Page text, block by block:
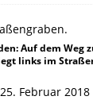
Auf dem Weg
links im
Februar 2018